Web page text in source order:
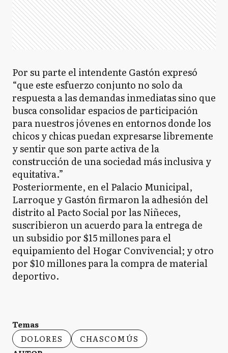
Por su parte el intendente Gastón expresó
“que este esfuerzo conjunto no solo da
respuesta a las demandas inmediatas sino que
busca consolidar espacios de participación
para nuestros jóvenes en entornos donde los
chicos y chicas puedan expresarse libremente
y sentir que son parte activa de la
construcción de una sociedad más inclusiva y
equitativa.”
Posteriormente, en el Palacio Municipal,
Larroque y Gastón firmaron la adhesión del
distrito al Pacto Social por las Niñeces,
suscribieron un acuerdo para la entrega de
un subsidio por $15 millones para el
equipamiento del Hogar Convivencial; y otro
por $10 millones para la compra de material
deportivo.
Temas
DOLORES
CHASCOMÚS